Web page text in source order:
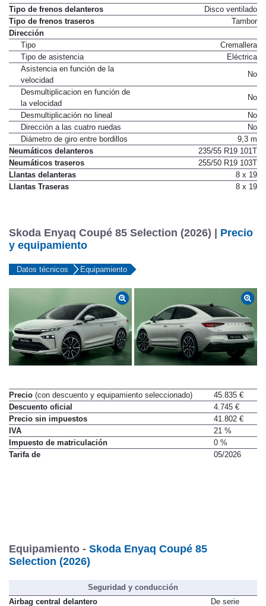
Barra estabilizadora trasera
Sí
Tipo de frenos delanteros
Disco ventilado
Tipo de frenos traseros
Dirección
Tipo
Cremallera
Tipo de asistencia
Asistencia en función de la
velocidad
No
Desmultiplicacion en función de
la velocidad
No
Desmultiplicación no lineal
No
Dirección a las cuatro ruedas
No
Diámetro de giro entre bordillos
9,3 m
Neumáticos delanteros
235/55 R19 101T
Neumáticos traseros
255/50 R19 103T
Llantas delanteras
8 x 19
Skoda Enyaq Coupé 85 Selection (2026) |
y equipamiento
Precio(con descuento y equipamiento seleccionado)
45.835 €
Descuento oficial
4.745 €
Precio sin impuestos
41.802 €
IVA
21 %
Impuesto de matriculación
0 %
Equipamiento -Skoda Enyaq Coupé 85
Selection (2026)
Seguridad y conducción